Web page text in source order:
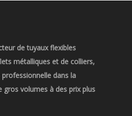
de tuyaux flexibles
métalliques et de colliers,
dans la
gros volumes à des prix plus